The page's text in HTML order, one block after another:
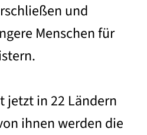
und
Menschen für
jetzt in 22 Ländern
ihnen werden die